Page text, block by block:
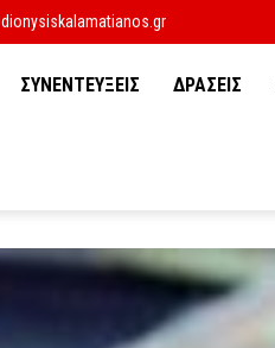
ΣΥΝΕΝΤΕΥΞΕΙΣ ΔΡΑΣΕΙΣ